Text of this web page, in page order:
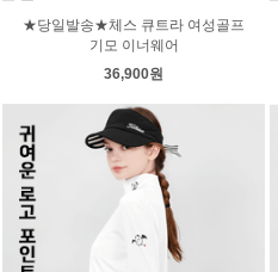
★당일발송★체스 큐트라 여성골프
기모 이너웨어
36,900원